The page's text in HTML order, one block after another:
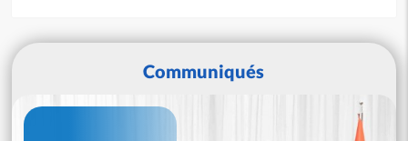
Communiqués